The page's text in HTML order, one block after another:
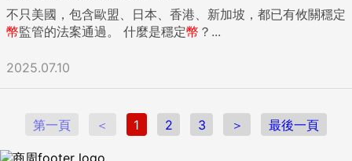
不只美國，包含歐盟、日本、香港、新加坡，都已有攸關穩定
幣
監管的法案通過。 什麼是穩定幣 ？...
2025.07.10
第一頁 ＜ 1 2 3 ＞ 最後一頁